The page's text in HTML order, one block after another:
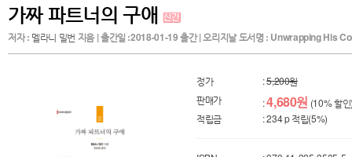
가짜 파트너의 구애
저자 : 멜라니 밀번 지음 | 출간일 :2018-01-19 출간 | 오리지날 도서명 : Unwrapping His
정가 :5,200원
판매가
:4,680원 (10% 할
적립금
: 234 p 적립(5%)